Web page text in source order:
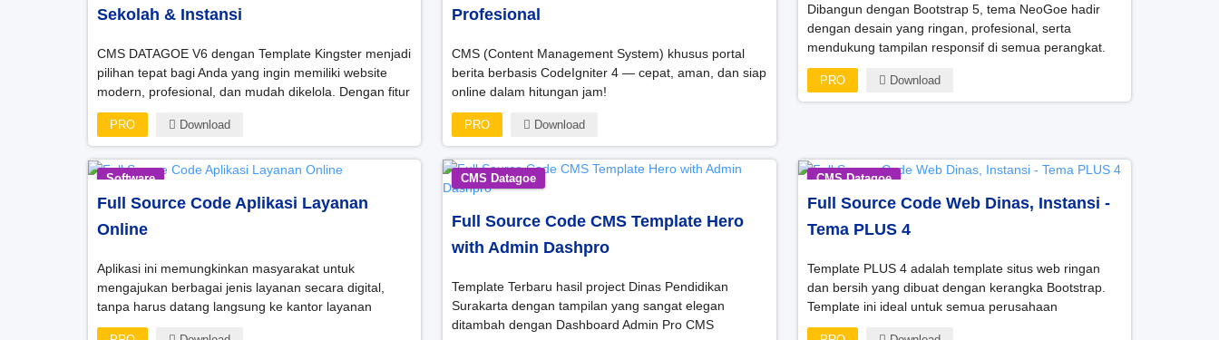
Sekolah & Instansi
CMS DATAGOE V6 dengan Template Kingster menjadi
pilihan tepat bagi Anda yang ingin memiliki website
modern, profesional, dan mudah dikelola. Dengan fitur
lengkap dan desain menarik, CMS ini siap mendukung
kebutuhan informasi digital di berbagai sektor.
PRO Download
Profesional
CMS (Content Management System) khusus portal
berita berbasis CodeIgniter 4 — cepat, aman, dan siap
online dalam hitungan jam!
PRO Download
Dibangun dengan Bootstrap 5, tema NeoGoe hadir
dengan desain yang ringan, profesional, serta
mendukung tampilan responsif di semua perangkat.
PRO Download
Software
Full Source Code Aplikasi Layanan
Online
Aplikasi ini memungkinkan masyarakat untuk
mengajukan berbagai jenis layanan secara digital,
tanpa harus datang langsung ke kantor layanan
CMS Datagoe
Full Source Code CMS Template Hero
with Admin Dashpro
Template Terbaru hasil project Dinas Pendidikan
Surakarta dengan tampilan yang sangat elegan
ditambah dengan Dashboard Admin Pro CMS
CMS Datagoe
Full Source Code Web Dinas, Instansi -
Tema PLUS 4
Template PLUS 4 adalah template situs web ringan
dan bersih yang dibuat dengan kerangka Bootstrap.
Template ini ideal untuk semua perusahaan
konstruksi, arsitek, desainer interior, desainer